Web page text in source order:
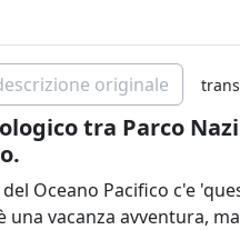
originale
tra Parco
Oceano Pacifico c'e
una vacanza avventura,